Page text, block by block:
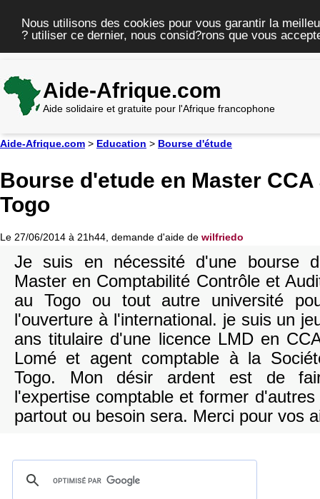
Nous utilisons des cookies pour vous garantir la
? utiliser ce dernier, nous consid?rons que vous
Aide-Afrique.com
Aide solidaire et gratuite pour l'Afrique francophone
Aide-Afrique.com > Education > Bourse d'étude
Bourse d'etude en Master CCA
Togo
Le 27/06/2014 à 21h44, demande d'aide de wilfriedo
Je suis en nécessité d'une bourse
Master en Comptabilité Contrôle et
au Togo ou tout autre université
l'ouverture à l'international. je suis un
ans titulaire d'une licence LMD en
Lomé et agent comptable à la
Togo. Mon désir ardent est de
l'expertise comptable et former
partout ou besoin sera. Merci pour vos